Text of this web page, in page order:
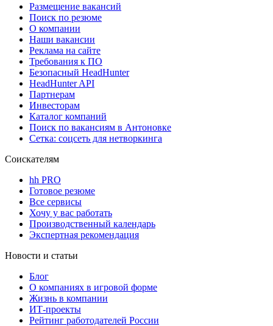
Размещение вакансий
Поиск по резюме
О компании
Наши вакансии
Реклама на сайте
Требования к ПО
Безопасный HeadHunter
HeadHunter API
Партнерам
Инвесторам
Каталог компаний
Поиск по вакансиям в Антоновке
Сетка: соцсеть для нетворкинга
Соискателям
hh PRO
Готовое резюме
Все сервисы
Хочу у вас работать
Производственный календарь
Экспертная рекомендация
Новости и статьи
Блог
О компаниях в игровой форме
Жизнь в компании
ИТ-проекты
Рейтинг работодателей России